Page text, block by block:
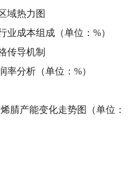
域热力图
业成本组成（单位：%）
传导机制
率分析（单位：%）
腈产能变化走势图（单位：